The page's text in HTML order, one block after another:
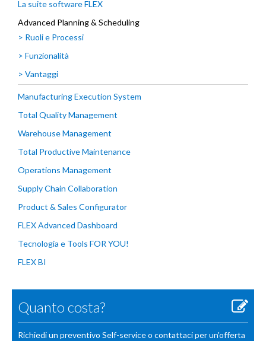
La suite software FLEX
Advanced Planning & Scheduling
> Ruoli e Processi
> Funzionalità
> Vantaggi
Manufacturing Execution System
Total Quality Management
Warehouse Management
Total Productive Maintenance
Operations Management
Supply Chain Collaboration
Product & Sales Configurator
FLEX Advanced Dashboard
Tecnologia e Tools FOR YOU!
FLEX BI
Quanto costa?
Richiedi un preventivo Self-service o contattaci per un'offerta